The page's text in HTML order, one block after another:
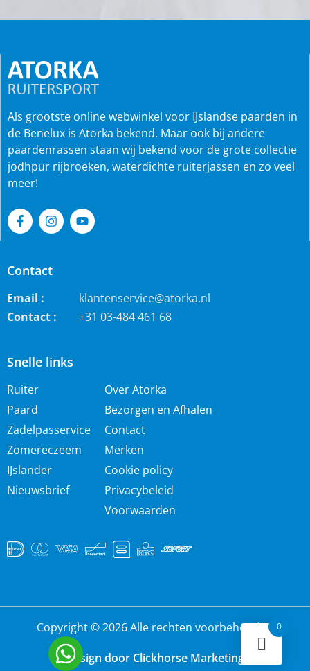
Snelle links
Ruiter
Paard
Zadelpasservice
Zomereczeem
IJslander
Nieuwsbrief
Over Atorka
Bezorgen en Afhalen
Contact
Merken
Cookie policy
Privacybeleid
Voorwaarden
Als grootste online webwinkel voor IJslandse paarden in
de Benelux is Atorka bekend. Maar ook bij andere
paardenrassen staan wij bekend voor de grote collectie
jodhpur rijbroeken, waterdichte ruiterjassen en zo veel
meer!
Contact
Email :
klantenservice@atorka.nl
Contact :
+31 03-484 461 68
Copyright © 2026 Alle rechten voorbehouden
Design door Clickhorse Marketing
0